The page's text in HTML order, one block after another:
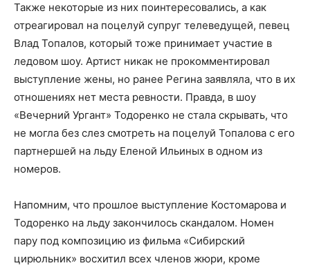
Также некоторые из них поинтересовались, а как
отреагировал на поцелуй супруг телеведущей, певец
Влад Топалов, который тоже принимает участие в
ледовом шоу. Артист никак не прокомментировал
выступление жены, но ранее Регина заявляла, что в их
отношениях нет места ревности. Правда, в шоу
«Вечерний Ургант» Тодоренко не стала скрывать, что
не могла без слез смотреть на поцелуй Топалова с его
партнершей на льду Еленой Ильиных в одном из
номеров.
Напомним, что прошлое выступление Костомарова и
Тодоренко на льду закончилось скандалом. Номен
пару под композицию из фильма «Сибирский
цирюльник» восхитил всех членов жюри, кроме